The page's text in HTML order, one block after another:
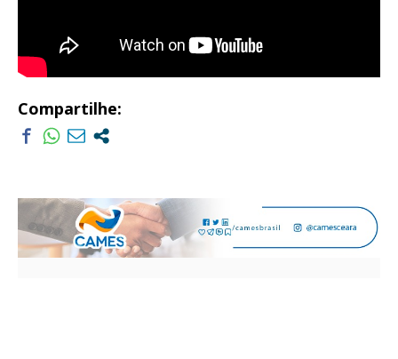
Compartilhe: